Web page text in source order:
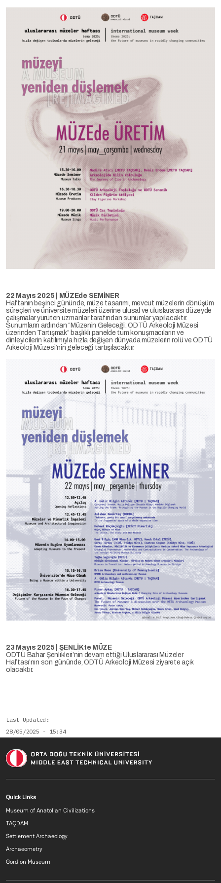
22 Mayıs 2025 | MÜZEde SEMİNER
Haftanın beşinci gününde, müze tasarımı, mevcut müzelerin dönüşüm
süreçleri ve üniversite müzeleri üzerine ulusal ve uluslararası düzeyde
çalışmalar yürüten uzmanlar tarafından sunumlar yapılacaktır.
Sunumların ardından “Müzenin Geleceği: ODTÜ Arkeoloji Müzesi
üzerinden Tartışmak” başlıklı panelde tüm konuşmacıların ve
dinleyicilerin katılımıyla hızla değişen dünyada müzelerin rolü ve ODTÜ
Arkeoloji Müzesi’nin geleceği tartışılacaktır.
23 Mayıs 2025 | ŞENLİKte MÜZE
ODTÜ Bahar Şenlikleri’nin devam ettiği Uluslararası Müzeler
Haftası’nın son gününde, ODTÜ Arkeoloji Müzesi ziyarete açık
olacaktır.
Last Updated
28/05/2025 - 15:34
Footer menu 2 EN
Quick Links
Museum of Anatolian Civilizations
TAÇDAM
Settlement Archaeology
Archaeometry
Gordion Museum